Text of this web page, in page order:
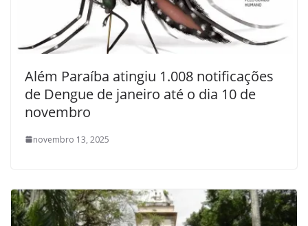
Além Paraíba atingiu 1.008 notificações
de Dengue de janeiro até o dia 10 de
novembro
novembro 13, 2025